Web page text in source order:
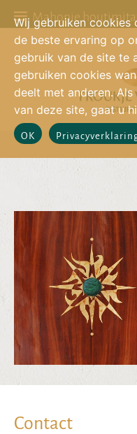
Mahonie
Contact
Wij gebruiken cookies
de beste ervaring op
gebruik van de site te
gebruiken cookies
deelt met anderen.
van deze site, gaat u
OK